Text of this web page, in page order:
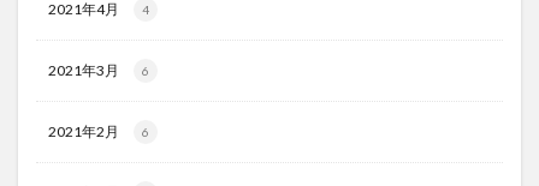
2021年4月 4
2021年3月 6
2021年2月 6